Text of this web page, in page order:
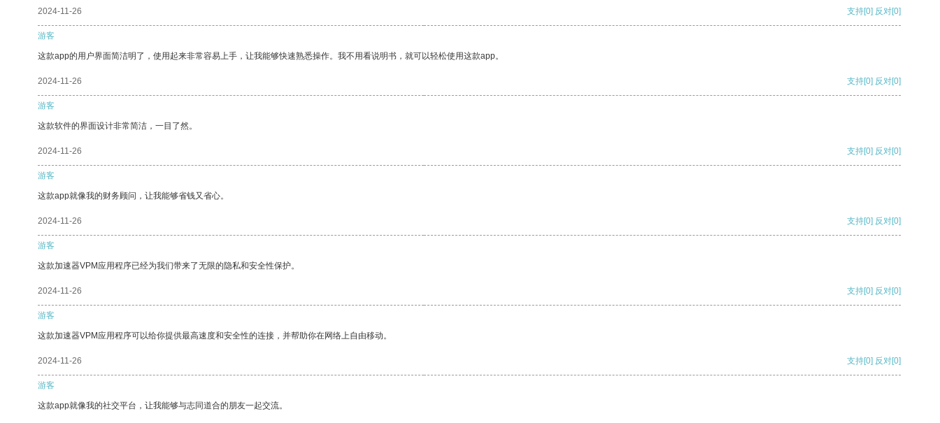
2024-11-26 支持[0] 反对[0]
游客
这款app的用户界面简洁明了，使用起来非常容易上手，让我能够快速熟悉操作。我不用看说明书，就可以轻松使用这款app。
2024-11-26 支持[0] 反对[0]
游客
这款软件的界面设计非常简洁，一目了然。
2024-11-26 支持[0] 反对[0]
游客
这款app就像我的财务顾问，让我能够省钱又省心。
2024-11-26 支持[0] 反对[0]
游客
这款加速器VPM应用程序已经为我们带来了无限的隐私和安全性保护。
2024-11-26 支持[0] 反对[0]
游客
这款加速器VPM应用程序可以给你提供最高速度和安全性的连接，并帮助你在网络上自由移动。
2024-11-26 支持[0] 反对[0]
游客
这款app就像我的社交平台，让我能够与志同道合的朋友一起交流。